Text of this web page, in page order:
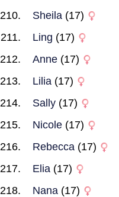
Sheila (17)
Ling (17)
Anne (17)
Lilia (17)
Sally (17)
Nicole (17)
Rebecca (17)
Elia (17)
Nana (17)